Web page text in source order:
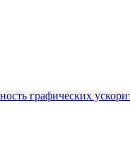
графических